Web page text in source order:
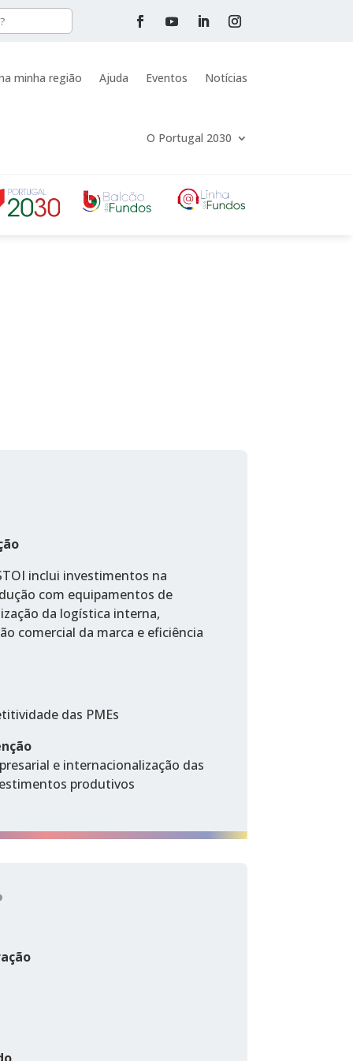
minha região Ajuda Eventos Notícias
O Portugal 2030
inclui investimentos na
com equipamentos de
da logística interna,
comercial da marca e eficiência
das PMEs
e internacionalização das
produtivos